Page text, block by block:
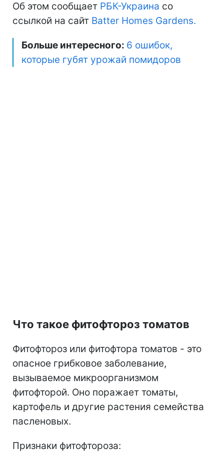
Об этом сообщает РБК-Украина со
ссылкой на сайт Batter Homes Gardens.
Больше интересного: 6 ошибок,
которые губят урожай помидоров
Что такое фитофтороз томатов
Фитофтороз или фитофтора томатов - это
опасное грибковое заболевание,
вызываемое микроорганизмом
фитофторой. Оно поражает томаты,
картофель и другие растения семейства
пасленовых.
Признаки фитофтороза: